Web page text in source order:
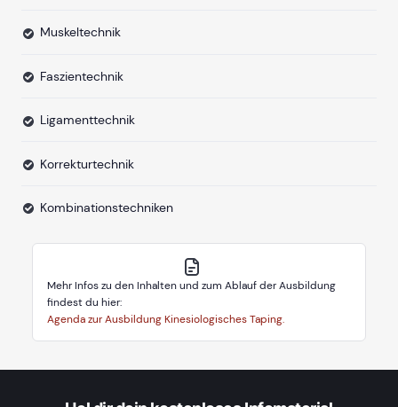
Muskeltechnik
Faszientechnik
Ligamenttechnik
Korrekturtechnik
Kombinationstechniken
Mehr Infos zu den Inhalten und zum Ablauf der Ausbildung
findest du hier:
Agenda zur Ausbildung Kinesiologisches Taping.